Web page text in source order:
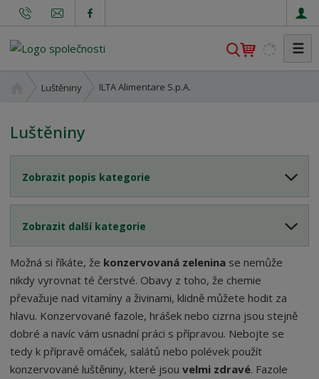
V
a
☰
v
d
s
t
a
a
Luštěniny ILTA Alimentare S.p.A.
Luštěniny
Zobrazit popis kategorie
Zobrazit další kategorie
Možná si říkáte, že konzervovaná zelenina se nemůže
nikdy vyrovnat té čerstvé. Obavy z toho, že chemie
převažuje nad vitamíny a živinami, klidně můžete hodit za
hlavu. Konzervované fazole, hrášek nebo cizrna jsou stejně
dobré a navíc vám usnadní práci s přípravou. Nebojte se
tedy k přípravě omáček, salátů nebo polévek použít
konzervované luštěniny, které jsouvelmi zdravé. Fazole